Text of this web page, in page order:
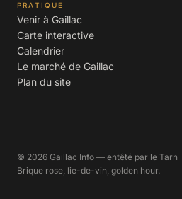
PRATIQUE
Venir à Gaillac
Carte interactive
Calendrier
Le marché de Gaillac
Plan du site
© 2026 Gaillac Info — entêté par le Tarn
Brique rose, lie-de-vin, golden hour.